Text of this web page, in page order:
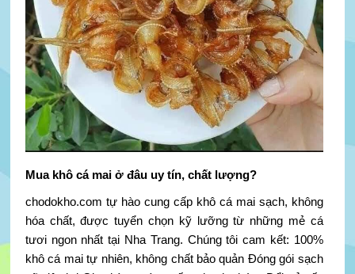
Mua khô cá mai ở đâu uy tín, chất lượng?
chodokho.com tự hào cung cấp khô cá mai sạch, không
hóa chất, được tuyển chọn kỹ lưỡng từ những mẻ cá
tươi ngon nhất tại Nha Trang. Chúng tôi cam kết: 100%
khô cá mai tự nhiên, không chất bảo quản Đóng gói sạch